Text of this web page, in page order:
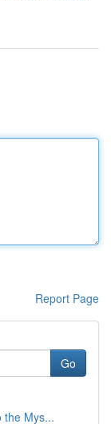
Report Page
Go
the Mys...